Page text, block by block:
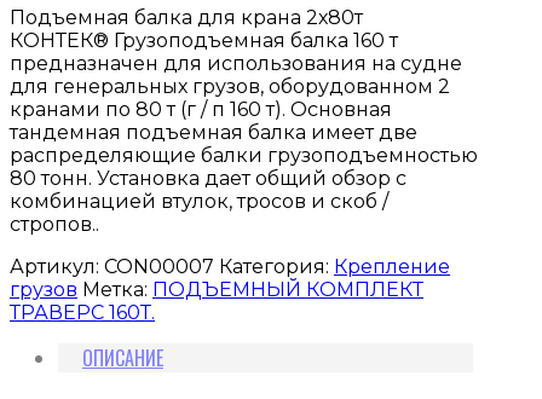
Подъемная балка для крана 2х80т
КОНТЕК® Грузоподъемная балка 160 т
предназначен для использования на судне
для генеральных грузов, оборудованном 2
кранами по 80 т (г / п 160 т). Основная
тандемная подъемная балка имеет две
распределяющие балки грузоподъемностью
80 тонн. Установка дает общий обзор с
комбинацией втулок, тросов и скоб /
стропов..
Артикул: CON00007 Категория: Крепление
грузов Метка: ПОДЪЕМНЫЙ КОМПЛЕКТ
ТРАВЕРС 160Т.
ОПИСАНИЕ